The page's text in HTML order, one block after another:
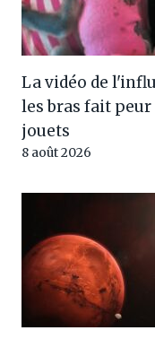
La vidéo de
les bras fait peur
jouets
8 août 2026